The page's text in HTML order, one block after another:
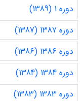
دوره 1 (1389)
دوره 1387 (1387)
دوره 1386 (1386)
دوره 1384 (1384)
دوره 1383 (1383)